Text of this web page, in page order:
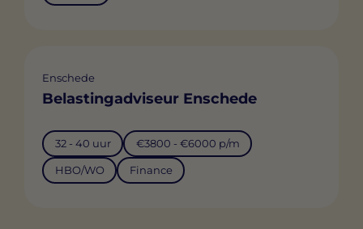
Enschede
Belastingadviseur Enschede
32 - 40 uur €3800 - €6000 p/m
HBO/WO Finance